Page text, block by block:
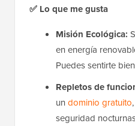
✅ Lo que me gusta
Misión Ecológica:
en energía
Puedes sentirte
Repletos de
un dominio gratuito
seguridad